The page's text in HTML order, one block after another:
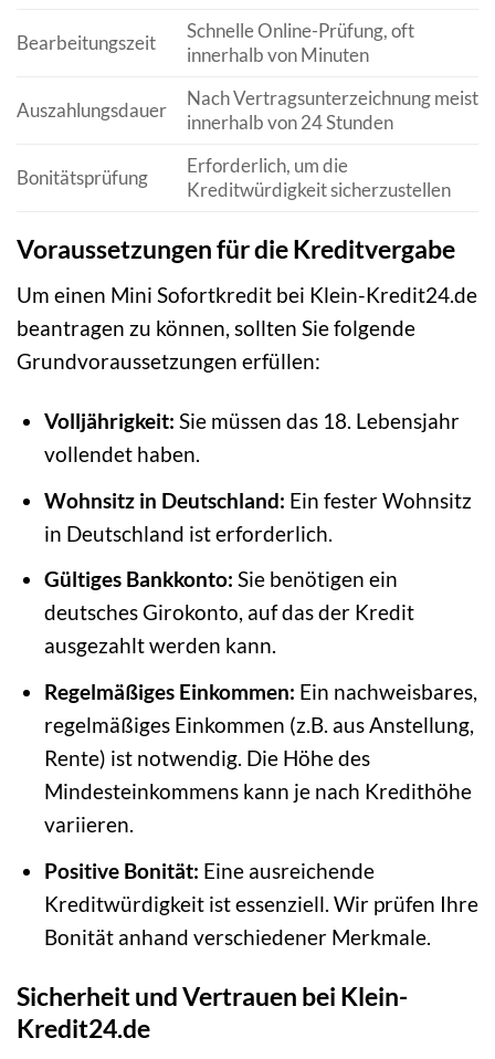
Bearbeitungszeit
Schnelle Online-Prüfung, oft
innerhalb von Minuten
Auszahlungsdauer
Nach Vertragsunterzeichnung meist
innerhalb von 24 Stunden
Bonitätsprüfung
Erforderlich, um die
Kreditwürdigkeit sicherzustellen
Voraussetzungen für die Kreditvergabe
Um einen Mini Sofortkredit bei Klein-Kredit24.de
beantragen zu können, sollten Sie folgende
Grundvoraussetzungen erfüllen:
Volljährigkeit: Sie müssen das 18. Lebensjahr
vollendet haben.
Wohnsitz in Deutschland: Ein fester Wohnsitz
in Deutschland ist erforderlich.
Gültiges Bankkonto: Sie benötigen ein
deutsches Girokonto, auf das der Kredit
ausgezahlt werden kann.
Regelmäßiges Einkommen: Ein nachweisbares,
regelmäßiges Einkommen (z.B. aus Anstellung,
Rente) ist notwendig. Die Höhe des
Mindesteinkommens kann je nach Kredithöhe
variieren.
Positive Bonität: Eine ausreichende
Kreditwürdigkeit ist essenziell. Wir prüfen Ihre
Bonität anhand verschiedener Merkmale.
Sicherheit und Vertrauen bei Klein-
Kredit24.de